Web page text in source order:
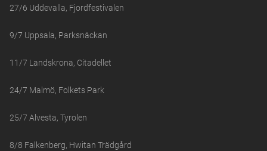
27/6 Uddevalla, Fjordfestivalen
9/7 Uppsala, Parksnäckan
11/7 Landskrona, Citadellet
24/7 Malmö, Folkets Park
25/7 Alvesta, Tyrolen
8/8 Falkenberg, Hwitan Trädgård